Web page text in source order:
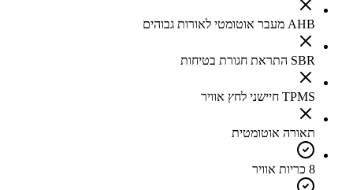
AHB מעבר אוטומטי לאורות גבוהים
SBR התראת חגורת בטיחות
TPMS חיישני לחץ אוויר
תאורה אוטומטית
8 כריות אוויר